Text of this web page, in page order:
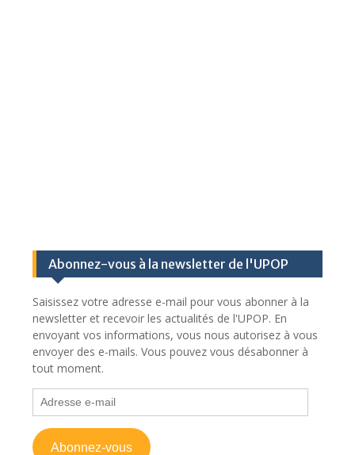
Abonnez-vous à la newsletter de l'UPOP
Saisissez votre adresse e-mail pour vous abonner à la
newsletter et recevoir les actualités de l'UPOP. En
envoyant vos informations, vous nous autorisez à vous
envoyer des e-mails. Vous pouvez vous désabonner à
tout moment.
Adresse
e-
mail
Abonnez-vous